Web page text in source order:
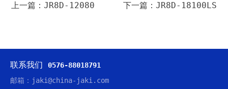
上一篇：JR8D-12080 下一篇：JR8D-18100LS
联系我们 0576-88018791
邮箱：jaki@china-jaki.com